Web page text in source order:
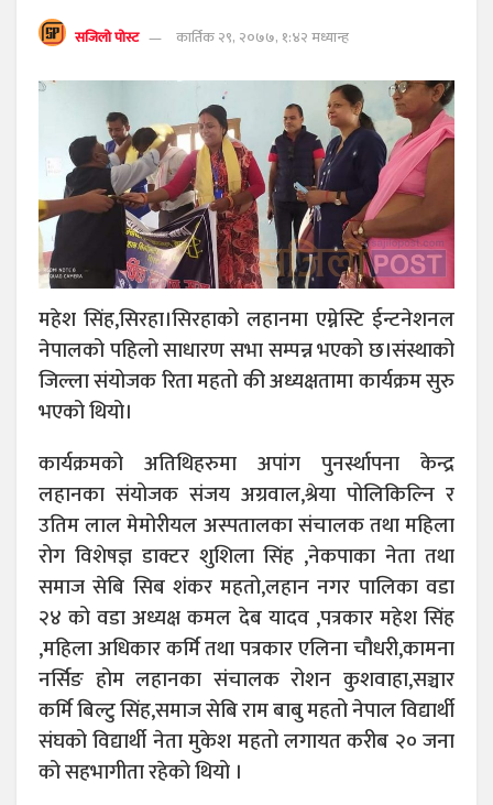
सजिलो पोस्ट कार्तिक २९, २०७७, १:४२ मध्यान्ह
महेश सिंह,सिरहा।सिरहाको लहानमा एम्नेस्टि ईन्टनेशनल
नेपालको पहिलो साधारण सभा सम्पन्न भएको छ।संस्थाको
जिल्ला संयोजक रिता महतो की अध्यक्षतामा कार्यक्रम सुरु
भएको थियो।
कार्यक्रमको अतिथिहरुमा अपांग पुनर्स्थापना केन्द्र
लहानका संयोजक संजय अग्रवाल,श्रेया पोलिकिल्नि र
उतिम लाल मेमोरीयल अस्पतालका संचालक तथा महिला
रोग विशेषज्ञ डाक्टर शुशिला सिंह ,नेकपाका नेता तथा
समाज सेबि सिब शंकर महतो,लहान नगर पालिका वडा
२४ को वडा अध्यक्ष कमल देब यादव ,पत्रकार महेश सिंह
,महिला अधिकार कर्मि तथा पत्रकार एलिना चौधरी,कामना
नर्सिङ होम लहानका संचालक रोशन कुशवाहा,सञ्चार
कर्मि बिल्टु सिंह,समाज सेबि राम बाबु महतो नेपाल विद्यार्थी
संघको विद्यार्थी नेता मुकेश महतो लगायत करीब २० जना
को सहभागीता रहेको थियो ।